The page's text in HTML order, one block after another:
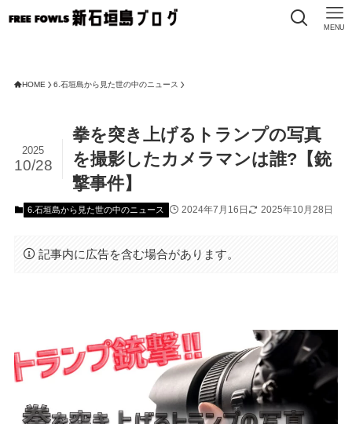
MENU
HOME 6.石垣島から見た世の中のニュース
拳を突き上げるトランプの写真
を撮影したカメラマンは誰?【銃
撃事件】
2025
10/28
6.石垣島から見た世の中のニュース 2024年7月16日 2025年10月28日
記事内に広告を含む場合があります。